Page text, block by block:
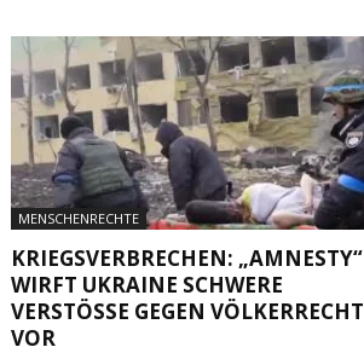
MENSCHENRECHTE
KRIEGSVERBRECHEN: „AMNESTY“
WIRFT UKRAINE SCHWERE
VERSTÖSSE GEGEN VÖLKERRECHT V
OR